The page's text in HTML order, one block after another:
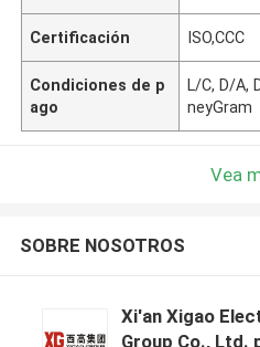
Certificación ISO,CCC
Condiciones de p
ago
L/C, D/A,
neyGram
Vea
SOBRE NOSOTROS
Xi'an Xigao
Group Co., Ltd.